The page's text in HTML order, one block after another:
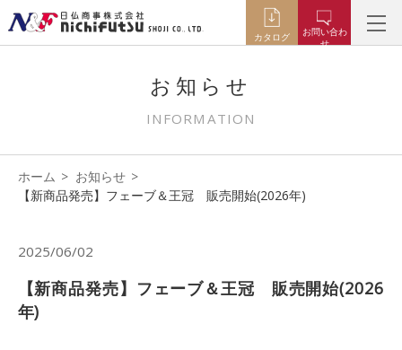
カタログ
お問い合わ
せ
お知らせ
INFORMATION
ホーム
お知らせ
【新商品発売】フェーブ＆王冠 販売開始(2026年)
2025/06/02
【新商品発売】フェーブ＆王冠 販売開始(2026
年)